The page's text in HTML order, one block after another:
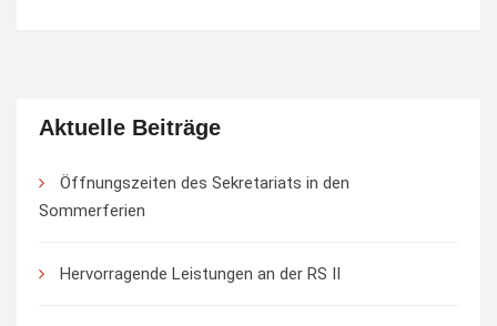
Aktuelle Beiträge
Öffnungszeiten des Sekretariats in den
Sommerferien
Hervorragende Leistungen an der RS II